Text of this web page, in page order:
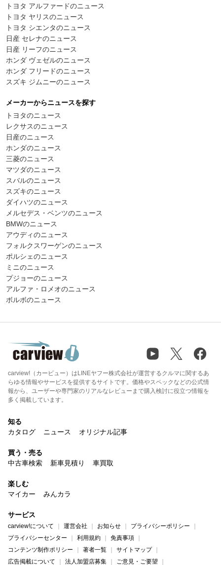
トヨタ アルファードのニュース
トヨタ ヤリスのニュース
トヨタ シエンタのニュース
日産 セレナのニュース
日産 リーフのニュース
ホンダ ヴェゼルのニュース
ホンダ フリードのニュース
スズキ ジムニーのニュース
メーカーからニュースを探す
トヨタのニュース
レクサスのニュース
日産のニュース
ホンダのニュース
三菱のニュース
マツダのニュース
スバルのニュース
スズキのニュース
ダイハツのニュース
メルセデス・ベンツのニュース
BMWのニュース
アウディのニュース
フォルクスワーゲンのニュース
ポルシェのニュース
ミニのニュース
プジョーのニュース
アルファ・ロメオのニュース
ボルボのニュース
carview!（カービュー）はLINEヤフー株式会社が運営するクルマに関するあ
らゆる情報やサービスを提供するサイトです。価格やスペックなどの公式情
報から、ユーザーや専門家のリアルなレビューまで購入検討に役立つ情報を
多く掲載しています。
知る
カタログ
ニュース オリジナル記事
買う・売る
中古車検索
新車見積り 車買取
楽しむ
マイカー
みんカラ
サービス
carview!について 運営会社 お知らせ
プライバシーポリシー
プライバシーセンター
利用規約
免責事項
コンテンツ制作ポリシー
著者一覧
サイトマップ
広告掲載について
法人加盟店募集 ご意見・ご要望